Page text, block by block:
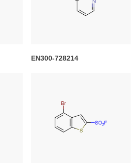
EN300-728214